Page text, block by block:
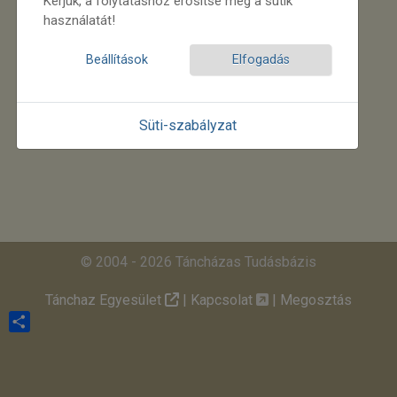
használatát!
Beállítások Elfogadás
Süti-szabályzat
© 2004 - 2026 Táncházas Tudásbázis
Tánchaz Egyesület | Kapcsolat | Megosztás